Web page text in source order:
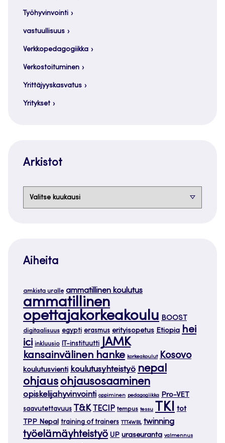
Työhyvinvointi
vastuullisuus
Verkkopedagogiikka
Verkostoituminen
Yrittäjyyskasvatus
Yritykset
Arkistot
Aiheita
amkista uralle ammatillinen koulutus
ammatillinen
opettajakorkeakoulu BOOST
digitaalisuus egypti erasmus erityisopetus Etiopia hei
ici inkluusio IT-instituutti JAMK
kansainvälinen hanke korkeakoulut Kosovo
koulutusvienti koulutusyhteistyö nepal
ohjaus ohjausosaaminen
opiskelijahyvinvointi oppiminen pedagogiikka Pro-VET
saavutettavuus T&K TECIP tempus tessu TKI tot
TPP Nepal training of trainers TTT4WBL twinning
työelämäyhteistyö UP uraseuranta valmennus